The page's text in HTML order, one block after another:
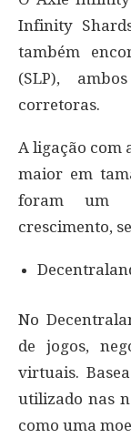
Infinity
também
(SLP),
corretoras.
A ligação com
maior em
foram um
crescimento,
No
de jogos,
virtuais.
utilizado nas
como uma